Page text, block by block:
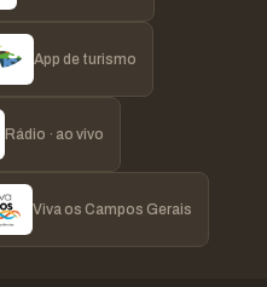
App de turismo
Rádio · ao vivo
Viva os Campos Gerais